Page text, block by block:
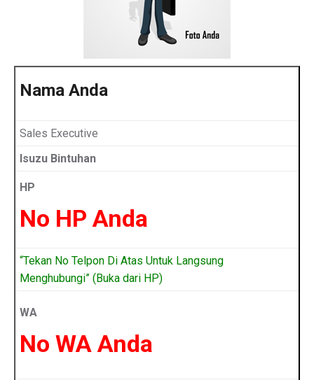
Nama Anda
Sales Executive
Isuzu Bintuhan
HP
No HP Anda
“Tekan No Telpon Di Atas Untuk Langsung
Menghubungi” (Buka dari HP)
WA
No WA Anda